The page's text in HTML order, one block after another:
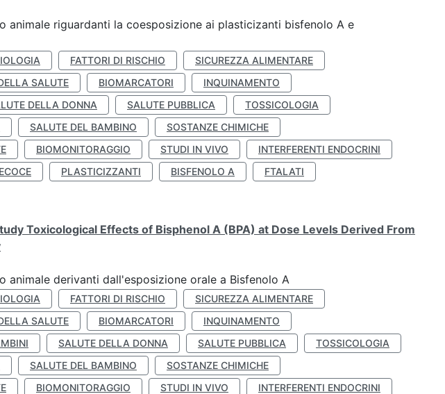
animale riguardanti la coesposizione ai plasticizanti bisfenolo A e
FATTORI DI RISCHIO
SICUREZZA ALIMENTARE
SALUTE BIOMARCATORI
INQUINAMENTO
DELLA DONNA SALUTE PUBBLICA
TOSSICOLOGIA
SALUTE DEL BAMBINO
SOSTANZE CHIMICHE
BIOMONITORAGGIO STUDI IN VIVO
INTERFERENTI ENDOCRINI
PLASTICIZZANTI BISFENOLO A
FTALATI
Toxicological Effects of Bisphenol A (BPA) at Dose Levels Derived From
animale derivanti dall'esposizione orale a Bisfenolo A
FATTORI DI RISCHIO
SICUREZZA ALIMENTARE
SALUTE BIOMARCATORI
INQUINAMENTO
SALUTE DELLA DONNA SALUTE PUBBLICA
TOSSICOLOGIA
SALUTE DEL BAMBINO
SOSTANZE CHIMICHE
BIOMONITORAGGIO STUDI IN VIVO
INTERFERENTI ENDOCRINI